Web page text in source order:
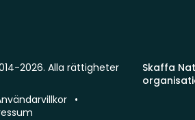
Skaffa
2026. Alla rättigheter